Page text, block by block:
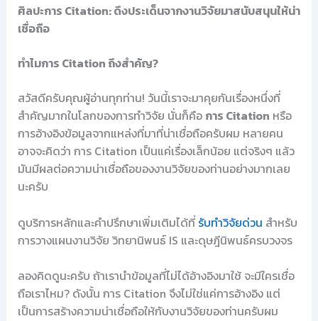
ศิลปะการ Citation: ดึงประเด็นจากงานวิจัยมาสนับสนุนให้น่า
เชื่อถือ
ทำไมการ Citation ถึงสำคัญ?
สวัสดีครับคุณผู้อ่านทุกท่าน! วันนี้เราจะมาคุยกันเรื่องหนึ่งที่
สำคัญมากในโลกของการทำวิจัย นั่นก็คือ การ Citation หรือ
การอ้างอิงข้อมูลจากแหล่งที่มาที่น่าเชื่อถือครับผม หลายคน
อาจจะคิดว่า การ Citation เป็นแค่เรื่องเล็กน้อย แต่จริงๆ แล้ว
มันมีผลต่อความน่าเชื่อถือของงานวิจัยของท่านอย่างมากเลย
นะครับ
ดูบริการหลักและคำปรึกษาเพิ่มเติมได้ที่ รับทำวิจัยด่วน สำหรับ
การวางแผนงานวิจัย วิทยานิพนธ์ IS และดุษฎีนิพนธ์ครบวงจร
ลองคิดดูนะครับ ถ้าเรานำข้อมูลที่ไม่ได้อ้างอิงมาใช้ จะมีใครเชื่อ
ถือเราไหม? ดังนั้น การ Citation จึงไม่ใช่แค่การอ้างอิง แต่
เป็นการสร้างความน่าเชื่อถือให้กับงานวิจัยของท่านครับผม